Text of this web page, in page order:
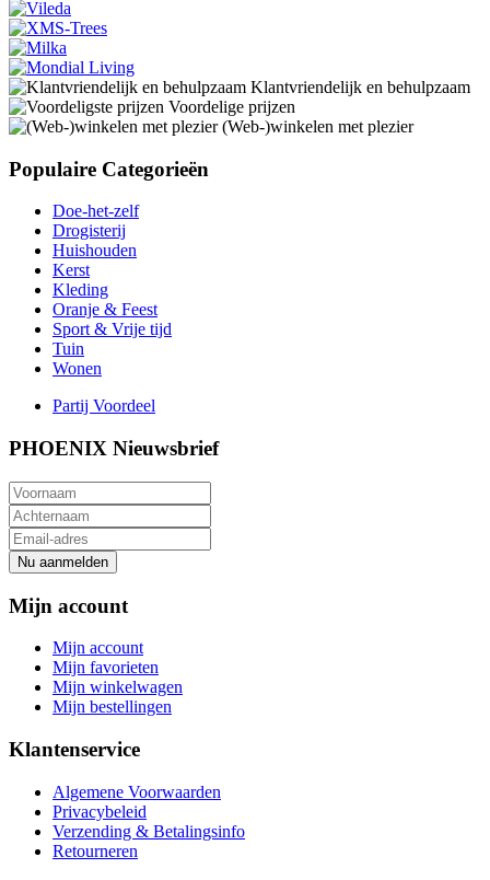
Klantvriendelijk en behulpzaam
Voordelige prijzen
(Web-)winkelen met plezier
Populaire Categorieën
Doe-het-zelf
Drogisterij
Huishouden
Kerst
Kleding
Oranje & Feest
Sport & Vrije tijd
Tuin
Wonen
Partij Voordeel
PHOENIX Nieuwsbrief
Nu aanmelden
Mijn account
Mijn account
Mijn favorieten
Mijn winkelwagen
Mijn bestellingen
Klantenservice
Algemene Voorwaarden
Privacybeleid
Verzending & Betalingsinfo
Retourneren